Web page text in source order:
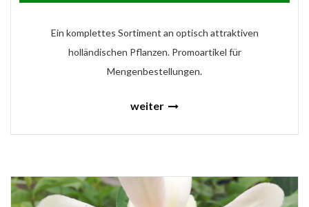
Ein komplettes Sortiment an optisch attraktiven
holländischen Pflanzen. Promoartikel für
Mengenbestellungen.
weiter